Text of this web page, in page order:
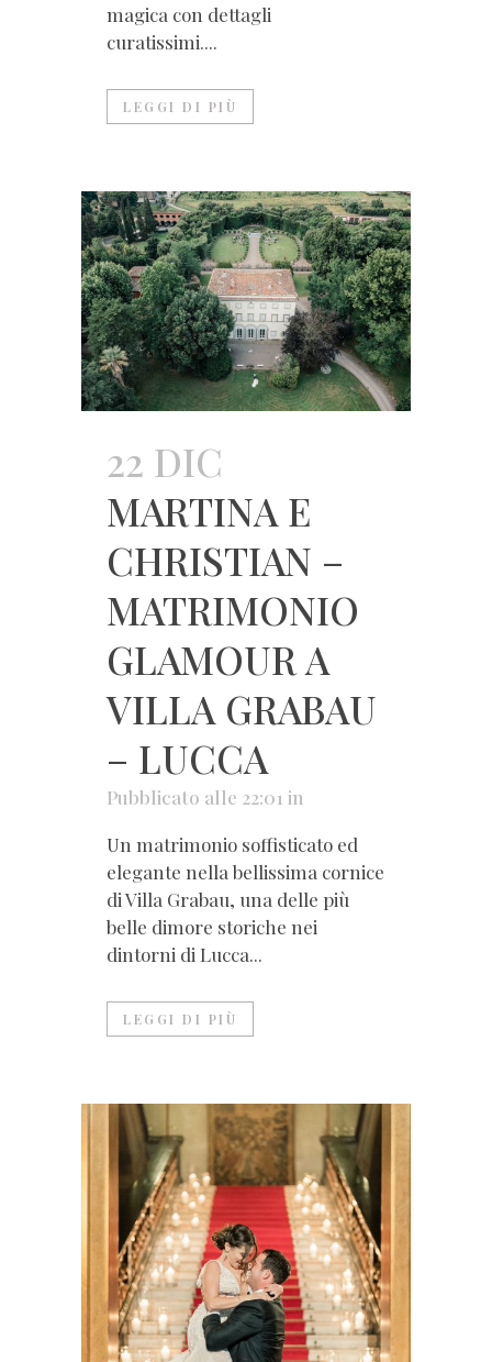
magica con dettagli
curatissimi....
LEGGI DI PIÙ
22 DIC
MARTINA E
CHRISTIAN –
MATRIMONIO
GLAMOUR A
VILLA GRABAU
– LUCCA
Pubblicato alle 22:01 in
Un matrimonio soffisticato ed
elegante nella bellissima cornice
di Villa Grabau, una delle più
belle dimore storiche nei
dintorni di Lucca...
LEGGI DI PIÙ